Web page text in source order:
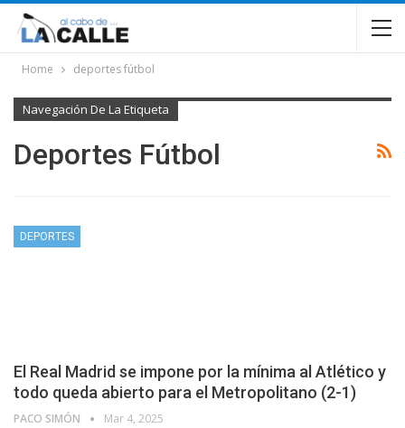
Home deportes fútbol
Navegación De La Etiqueta
Deportes Fútbol
DEPORTES
El Real Madrid se impone por la mínima al Atlético y
todo queda abierto para el Metropolitano (2-1)
PACO SIMÓN Mar 4, 2025